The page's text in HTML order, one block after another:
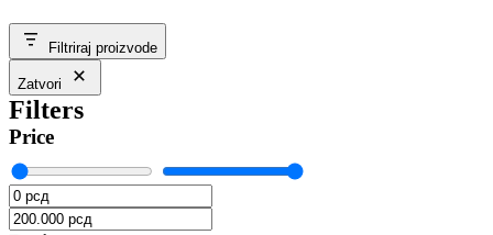
Filtriraj proizvode
Zatvori
Filters
Price